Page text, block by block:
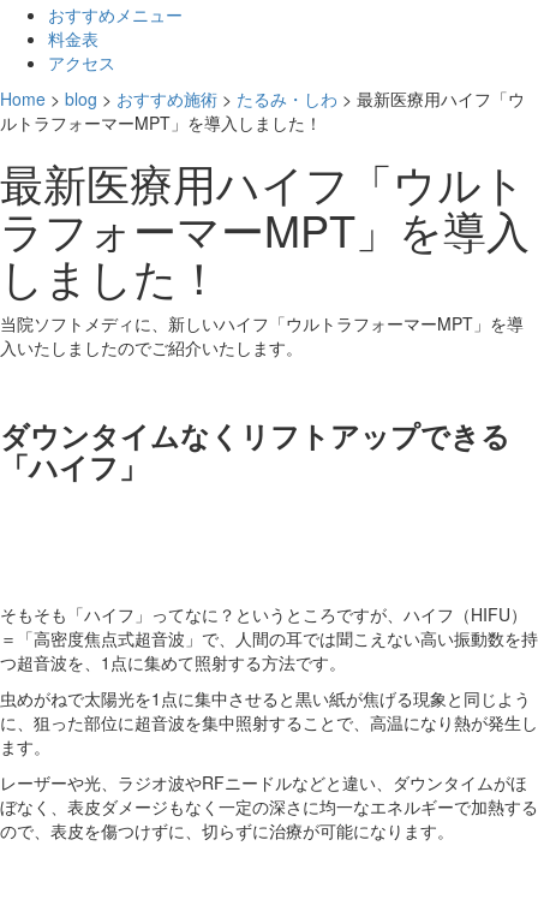
おすすめメニュー
料金表
アクセス
Home > blog > おすすめ施術 > たるみ・しわ > 最新医療用ハイフ「ウ
ルトラフォーマーMPT」を導入しました！
最新医療用ハイフ「ウルト
ラフォーマーMPT」を導入
しました！
当院ソフトメディに、新しいハイフ「ウルトラフォーマーMPT」を導
入いたしましたのでご紹介いたします。
ダウンタイムなくリフトアップできる
「ハイフ」
そもそも「ハイフ」ってなに？というところですが、ハイフ（HIFU）
＝「高密度焦点式超音波」で、人間の耳では聞こえない高い振動数を持
つ超音波を、1点に集めて照射する方法です。
虫めがねで太陽光を1点に集中させると黒い紙が焦げる現象と同じよう
に、狙った部位に超音波を集中照射することで、高温になり熱が発生し
ます。
レーザーや光、ラジオ波やRFニードルなどと違い、ダウンタイムがほ
ぼなく、表皮ダメージもなく一定の深さに均一なエネルギーで加熱する
ので、表皮を傷つけずに、切らずに治療が可能になります。